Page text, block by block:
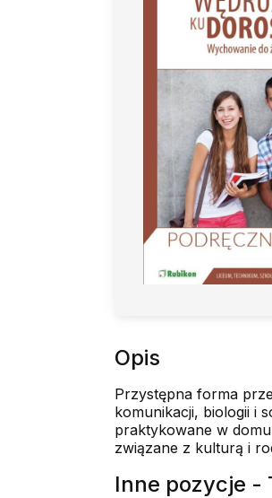
Opis
Przystępna forma
komunikacji, biologii i
praktykowane w
związane z kulturą i
Inne pozycje -